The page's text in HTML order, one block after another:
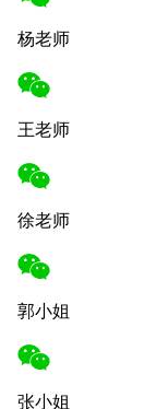
杨老师
王老师
徐老师
郭小姐
张小姐